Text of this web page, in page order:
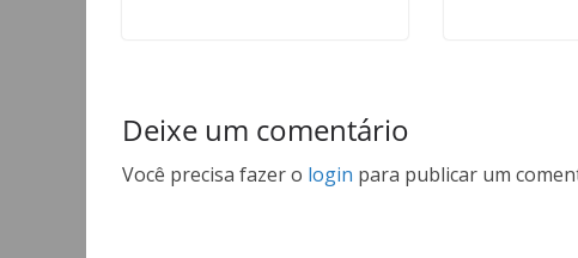
Deixe um comentário
Você precisa fazer o login para publicar um